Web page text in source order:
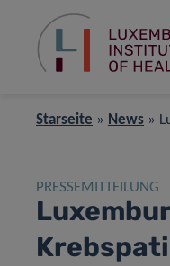
Starseite » News »
PRESSEMITTEILUNG